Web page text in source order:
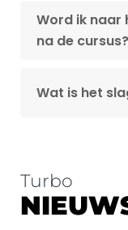
Word ik naar
na de cursus?
Wat is het
Turbo